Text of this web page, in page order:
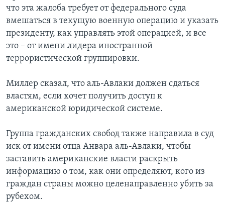
что эта жалоба требует от федерального суда
вмешаться в текущую военную операцию и указать
президенту, как управлять этой операцией, и все
это – от имени лидера иностранной
террористической группировки.
Миллер сказал, что аль-Авлаки должен сдаться
властям, если хочет получить доступ к
американской юридической системе.
Группа гражданских свобод также направила в суд
иск от имени отца Анвара аль-Авлаки, чтобы
заставить американские власти раскрыть
информацию о том, как они определяют, кого из
граждан страны можно целенаправленно убить за
рубехом.